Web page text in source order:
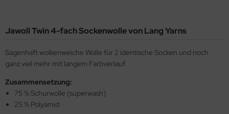
Jawoll Twin 4-fach Sockenwolle von Lang Yarns
Sagenhaft wolkenweiche Wolle für 2 identische Socken und noch
ganz viel mehr mit langem Farbverlauf
Zusammensetzung:
75 % Schurwolle (superwash)
25 % Polyamid